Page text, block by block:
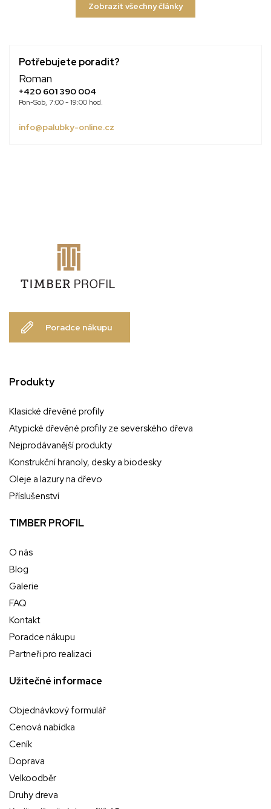
Potřebujete poradit?
Roman
+420 601 390 004
Pon-Sob, 7:00 - 19:00 hod.
info@palubky-online.cz
Zobrazit všechny články
Poradce nákupu
Produkty
Klasické dřevěné profily
Atypické dřevěné profily ze severského dřeva
Nejprodávanější produkty
Konstrukční hranoly, desky a biodesky
Oleje a lazury na dřevo
Příslušenství
TIMBER PROFIL
O nás
Blog
Galerie
FAQ
Kontakt
Poradce nákupu
Partneři pro realizaci
Užitečné informace
Objednávkový formulář
Cenová nabídka
Ceník
Doprava
Velkoodběr
Druhy dreva